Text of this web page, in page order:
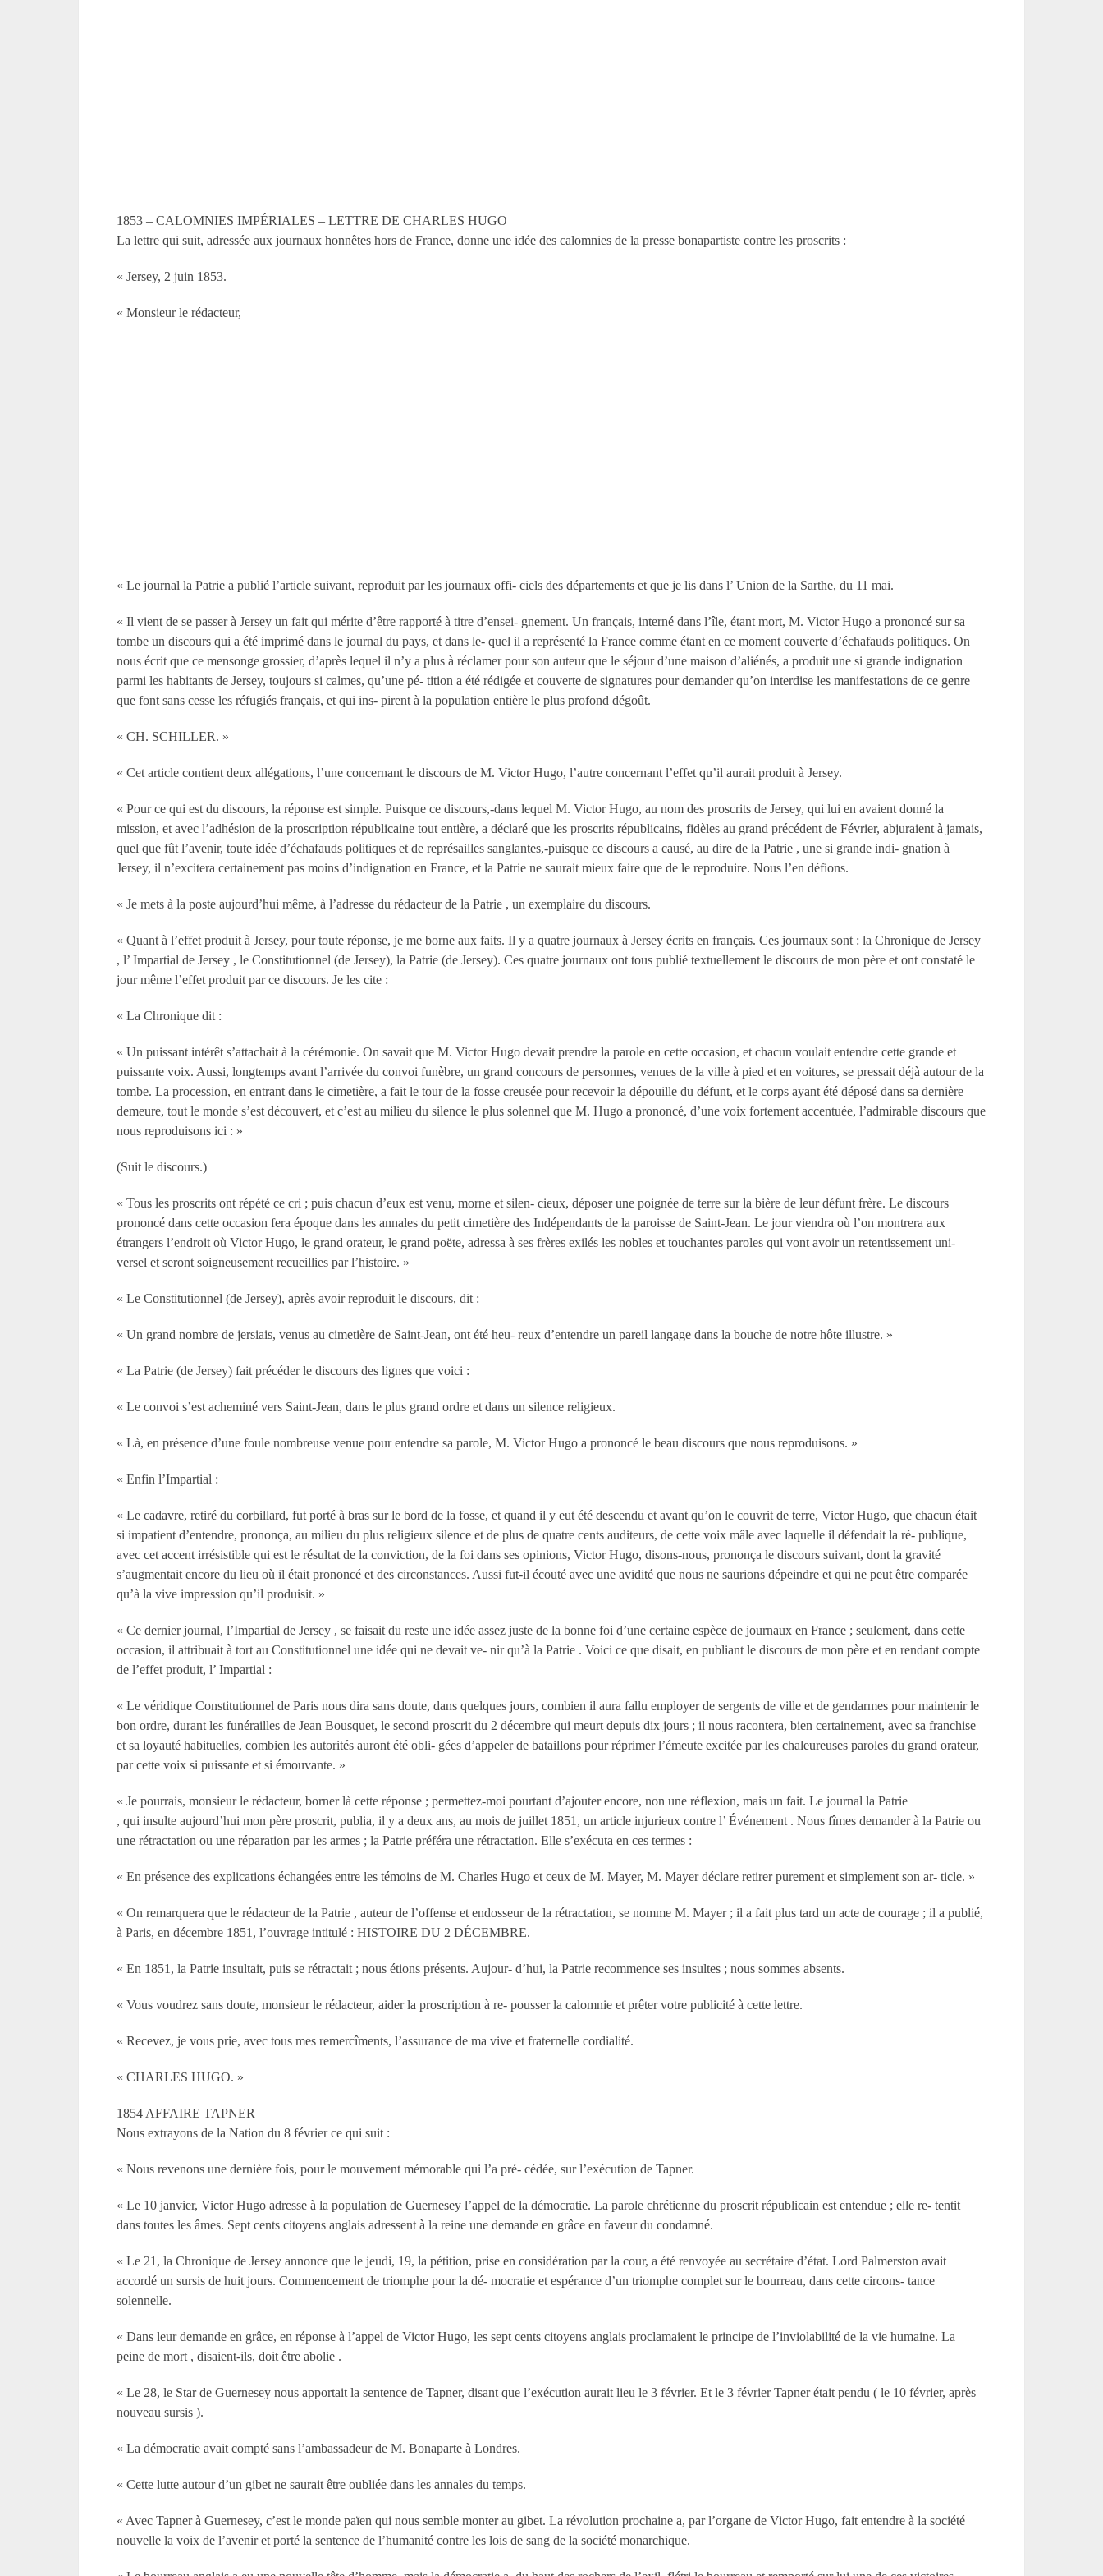
1853 – CALOMNIES IMPÉRIALES – LETTRE DE CHARLES HUGO
La lettre qui suit, adressée aux journaux honnêtes hors de France, donne une idée des calomnies de la presse bonapartiste contre les proscrits :
« Jersey, 2 juin 1853.
« Monsieur le rédacteur,
« Le journal la Patrie a publié l’article suivant, reproduit par les journaux offi- ciels des départements et que je lis dans l’ Union de la Sarthe, du 11 mai.
« Il vient de se passer à Jersey un fait qui mérite d’être rapporté à titre d’ensei- gnement. Un français, interné dans l’île, étant mort, M. Victor Hugo a prononcé sur sa
tombe un discours qui a été imprimé dans le journal du pays, et dans le- quel il a représenté la France comme étant en ce moment couverte d’échafauds politiques. On
nous écrit que ce mensonge grossier, d’après lequel il n’y a plus à réclamer pour son auteur que le séjour d’une maison d’aliénés, a produit une si grande indignation
parmi les habitants de Jersey, toujours si calmes, qu’une pé- tition a été rédigée et couverte de signatures pour demander qu’on interdise les manifestations de ce genre
que font sans cesse les réfugiés français, et qui ins- pirent à la population entière le plus profond dégoût.
« CH. SCHILLER. »
« Cet article contient deux allégations, l’une concernant le discours de M. Victor Hugo, l’autre concernant l’effet qu’il aurait produit à Jersey.
« Pour ce qui est du discours, la réponse est simple. Puisque ce discours,-dans lequel M. Victor Hugo, au nom des proscrits de Jersey, qui lui en avaient donné la
mission, et avec l’adhésion de la proscription républicaine tout entière, a déclaré que les proscrits républicains, fidèles au grand précédent de Février, abjuraient à jamais,
quel que fût l’avenir, toute idée d’échafauds politiques et de représailles sanglantes,-puisque ce discours a causé, au dire de la Patrie , une si grande indi- gnation à
Jersey, il n’excitera certainement pas moins d’indignation en France, et la Patrie ne saurait mieux faire que de le reproduire. Nous l’en défions.
« Je mets à la poste aujourd’hui même, à l’adresse du rédacteur de la Patrie , un exemplaire du discours.
« Quant à l’effet produit à Jersey, pour toute réponse, je me borne aux faits. Il y a quatre journaux à Jersey écrits en français. Ces journaux sont : la Chronique de Jersey
, l’ Impartial de Jersey , le Constitutionnel (de Jersey), la Patrie (de Jersey). Ces quatre journaux ont tous publié textuellement le discours de mon père et ont constaté le
jour même l’effet produit par ce discours. Je les cite :
« La Chronique dit :
« Un puissant intérêt s’attachait à la cérémonie. On savait que M. Victor Hugo devait prendre la parole en cette occasion, et chacun voulait entendre cette grande et
puissante voix. Aussi, longtemps avant l’arrivée du convoi funèbre, un grand concours de personnes, venues de la ville à pied et en voitures, se pressait déjà autour de la
tombe. La procession, en entrant dans le cimetière, a fait le tour de la fosse creusée pour recevoir la dépouille du défunt, et le corps ayant été déposé dans sa dernière
demeure, tout le monde s’est découvert, et c’est au milieu du silence le plus solennel que M. Hugo a prononcé, d’une voix fortement accentuée, l’admirable discours que
nous reproduisons ici : »
(Suit le discours.)
« Tous les proscrits ont répété ce cri ; puis chacun d’eux est venu, morne et silen- cieux, déposer une poignée de terre sur la bière de leur défunt frère. Le discours
prononcé dans cette occasion fera époque dans les annales du petit cimetière des Indépendants de la paroisse de Saint-Jean. Le jour viendra où l’on montrera aux
étrangers l’endroit où Victor Hugo, le grand orateur, le grand poëte, adressa à ses frères exilés les nobles et touchantes paroles qui vont avoir un retentissement uni-
versel et seront soigneusement recueillies par l’histoire. »
« Le Constitutionnel (de Jersey), après avoir reproduit le discours, dit :
« Un grand nombre de jersiais, venus au cimetière de Saint-Jean, ont été heu- reux d’entendre un pareil langage dans la bouche de notre hôte illustre. »
« La Patrie (de Jersey) fait précéder le discours des lignes que voici :
« Le convoi s’est acheminé vers Saint-Jean, dans le plus grand ordre et dans un silence religieux.
« Là, en présence d’une foule nombreuse venue pour entendre sa parole, M. Victor Hugo a prononcé le beau discours que nous reproduisons. »
« Enfin l’Impartial :
« Le cadavre, retiré du corbillard, fut porté à bras sur le bord de la fosse, et quand il y eut été descendu et avant qu’on le couvrit de terre, Victor Hugo, que chacun était
si impatient d’entendre, prononça, au milieu du plus religieux silence et de plus de quatre cents auditeurs, de cette voix mâle avec laquelle il défendait la ré- publique,
avec cet accent irrésistible qui est le résultat de la conviction, de la foi dans ses opinions, Victor Hugo, disons-nous, prononça le discours suivant, dont la gravité
s’augmentait encore du lieu où il était prononcé et des circonstances. Aussi fut-il écouté avec une avidité que nous ne saurions dépeindre et qui ne peut être comparée
qu’à la vive impression qu’il produisit. »
« Ce dernier journal, l’Impartial de Jersey , se faisait du reste une idée assez juste de la bonne foi d’une certaine espèce de journaux en France ; seulement, dans cette
occasion, il attribuait à tort au Constitutionnel une idée qui ne devait ve- nir qu’à la Patrie . Voici ce que disait, en publiant le discours de mon père et en rendant compte
de l’effet produit, l’ Impartial :
« Le véridique Constitutionnel de Paris nous dira sans doute, dans quelques jours, combien il aura fallu employer de sergents de ville et de gendarmes pour maintenir le
bon ordre, durant les funérailles de Jean Bousquet, le second proscrit du 2 décembre qui meurt depuis dix jours ; il nous racontera, bien certainement, avec sa franchise
et sa loyauté habituelles, combien les autorités auront été obli- gées d’appeler de bataillons pour réprimer l’émeute excitée par les chaleureuses paroles du grand orateur,
par cette voix si puissante et si émouvante. »
« Je pourrais, monsieur le rédacteur, borner là cette réponse ; permettez-moi pourtant d’ajouter encore, non une réflexion, mais un fait. Le journal la Patrie
, qui insulte aujourd’hui mon père proscrit, publia, il y a deux ans, au mois de juillet 1851, un article injurieux contre l’ Événement . Nous fîmes demander à la Patrie ou
une rétractation ou une réparation par les armes ; la Patrie préféra une rétractation. Elle s’exécuta en ces termes :
« En présence des explications échangées entre les témoins de M. Charles Hugo et ceux de M. Mayer, M. Mayer déclare retirer purement et simplement son ar- ticle. »
« On remarquera que le rédacteur de la Patrie , auteur de l’offense et endosseur de la rétractation, se nomme M. Mayer ; il a fait plus tard un acte de courage ; il a publié,
à Paris, en décembre 1851, l’ouvrage intitulé : HISTOIRE DU 2 DÉCEMBRE.
« En 1851, la Patrie insultait, puis se rétractait ; nous étions présents. Aujour- d’hui, la Patrie recommence ses insultes ; nous sommes absents.
« Vous voudrez sans doute, monsieur le rédacteur, aider la proscription à re- pousser la calomnie et prêter votre publicité à cette lettre.
« Recevez, je vous prie, avec tous mes remercîments, l’assurance de ma vive et fraternelle cordialité.
« CHARLES HUGO. »
1854 AFFAIRE TAPNER
Nous extrayons de la Nation du 8 février ce qui suit :
« Nous revenons une dernière fois, pour le mouvement mémorable qui l’a pré- cédée, sur l’exécution de Tapner.
« Le 10 janvier, Victor Hugo adresse à la population de Guernesey l’appel de la démocratie. La parole chrétienne du proscrit républicain est entendue ; elle re- tentit
dans toutes les âmes. Sept cents citoyens anglais adressent à la reine une demande en grâce en faveur du condamné.
« Le 21, la Chronique de Jersey annonce que le jeudi, 19, la pétition, prise en considération par la cour, a été renvoyée au secrétaire d’état. Lord Palmerston avait
accordé un sursis de huit jours. Commencement de triomphe pour la dé- mocratie et espérance d’un triomphe complet sur le bourreau, dans cette circons- tance
solennelle.
« Dans leur demande en grâce, en réponse à l’appel de Victor Hugo, les sept cents citoyens anglais proclamaient le principe de l’inviolabilité de la vie humaine. La
peine de mort , disaient-ils, doit être abolie .
« Le 28, le Star de Guernesey nous apportait la sentence de Tapner, disant que l’exécution aurait lieu le 3 février. Et le 3 février Tapner était pendu ( le 10 février, après
nouveau sursis ).
« La démocratie avait compté sans l’ambassadeur de M. Bonaparte à Londres.
« Cette lutte autour d’un gibet ne saurait être oubliée dans les annales du temps.
« Avec Tapner à Guernesey, c’est le monde païen qui nous semble monter au gibet. La révolution prochaine a, par l’organe de Victor Hugo, fait entendre à la société
nouvelle la voix de l’avenir et porté la sentence de l’humanité contre les lois de sang de la société monarchique.